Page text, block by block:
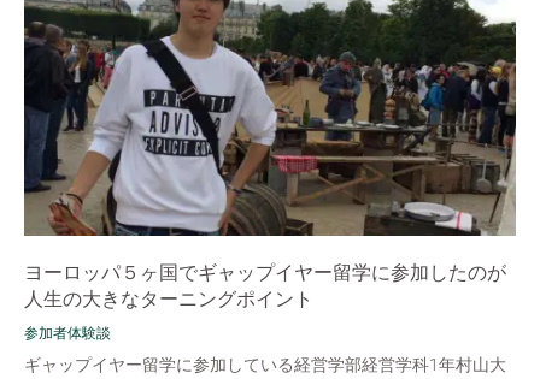
ヨーロッパ５ヶ国でギャップイヤー留学に参加したのが
人生の大きなターニングポイント
参加者体験談
ギャップイヤー留学に参加している経営学部経営学科1年村山大